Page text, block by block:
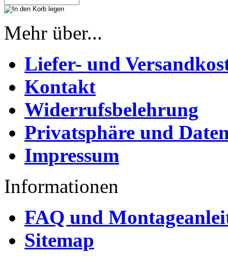
Mehr über...
Liefer- und
Kontakt
Widerrufsbelehrung
Privatsphäre und
Impressum
Informationen
FAQ und
Sitemap